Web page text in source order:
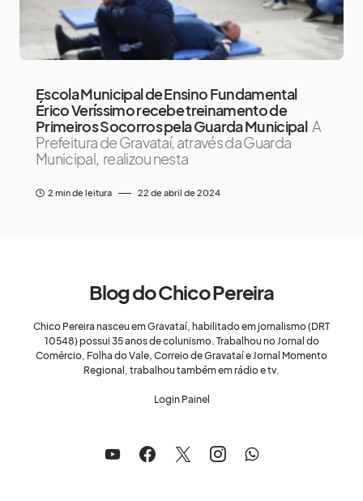
Escola Municipal de Ensino Fundamental
Érico Veríssimo recebe treinamento de
Primeiros Socorros pela Guarda Municipal A
Prefeitura de Gravataí, através da Guarda
Municipal, realizou nesta
2 min de leitura 22 de abril de 2024
Blog do Chico Pereira
Chico Pereira nasceu em Gravataí, habilitado em jornalismo (DRT
10548) possui 35 anos de colunismo. Trabalhou no Jornal do
Comércio, Folha do Vale, Correio de Gravataí e Jornal Momento
Regional, trabalhou também em rádio e tv.
Login Painel